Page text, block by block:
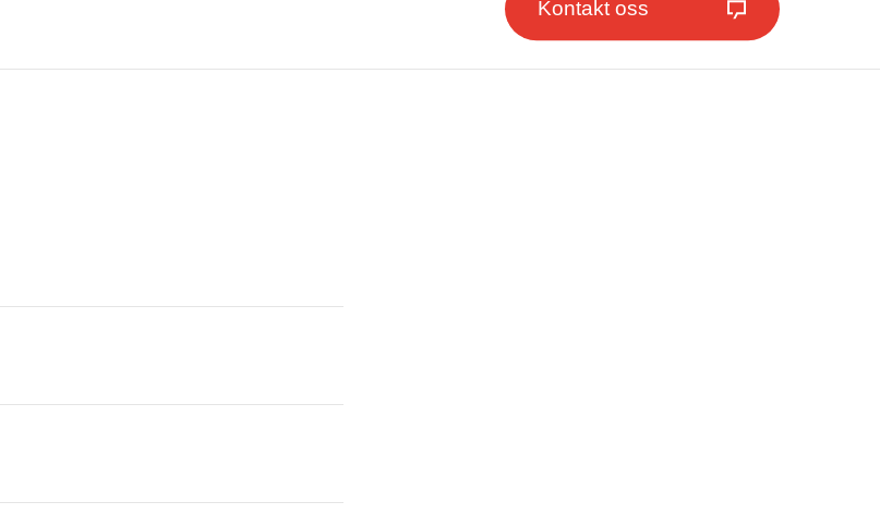
Kontakt oss